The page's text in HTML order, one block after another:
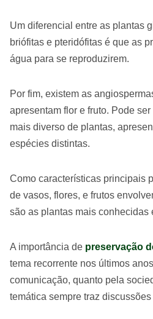
Um diferencial entre as plantas
briófitas e pteridófitas é que as
água para se reproduzirem.
Por fim, existem as
apresentam flor e fruto. Pode
mais diverso de plantas,
espécies distintas.
Como características principais
de vasos, flores, e frutos
são as plantas mais conhecidas
A importância de preservação
tema recorrente nos últimos
comunicação, quanto pela
temática sempre traz